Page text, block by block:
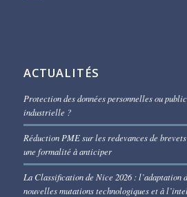
ACTUALITÉS
Protection des données personnelles ou
industrielle ?
Réduction PME sur les redevances de
une formalité à anticiper
La Classification de Nice 2026 : l’adaptation
nouvelles mutations technologiques et à